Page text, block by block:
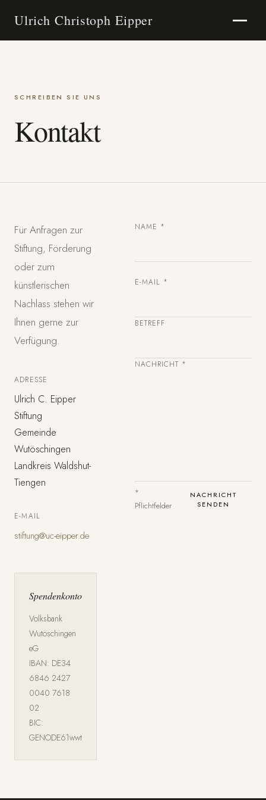
Ulrich Christoph Eipper
SCHREIBEN SIE UNS
Kontakt
Für Anfragen zur
Stiftung, Förderung
oder zum
künstlerischen
Nachlass stehen wir
Ihnen gerne zur
Verfügung.
ADRESSE
Ulrich C. Eipper
Stiftung
Gemeinde
Wutöschingen
Landkreis Waldshut-
Tiengen
E-MAIL
stiftung@uc-eipper.de
Spendenkonto
Volksbank
Wutöschingen
eG
IBAN: DE34
6846 2427
0040 7618
02
BIC:
GENODE61wwt
NAME *
E-MAIL *
BETREFF
NACHRICHT *
*
Pflichtfelder
NACHRICHT
SENDEN